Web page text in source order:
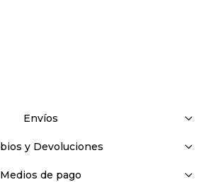
Envíos
y Devoluciones
Medios de pago